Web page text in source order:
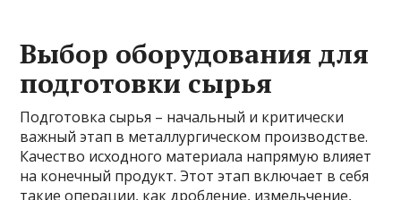
Выбор оборудования для
подготовки сырья
Подготовка сырья – начальный и критически
важный этап в металлургическом производстве.
Качество исходного материала напрямую влияет
на конечный продукт. Этот этап включает в себя
такие операции, как дробление, измельчение,